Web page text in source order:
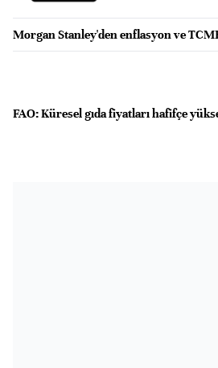
Morgan Stanley'den enflasyon ve
FAO: Küresel gıda fiyatları hafifçe